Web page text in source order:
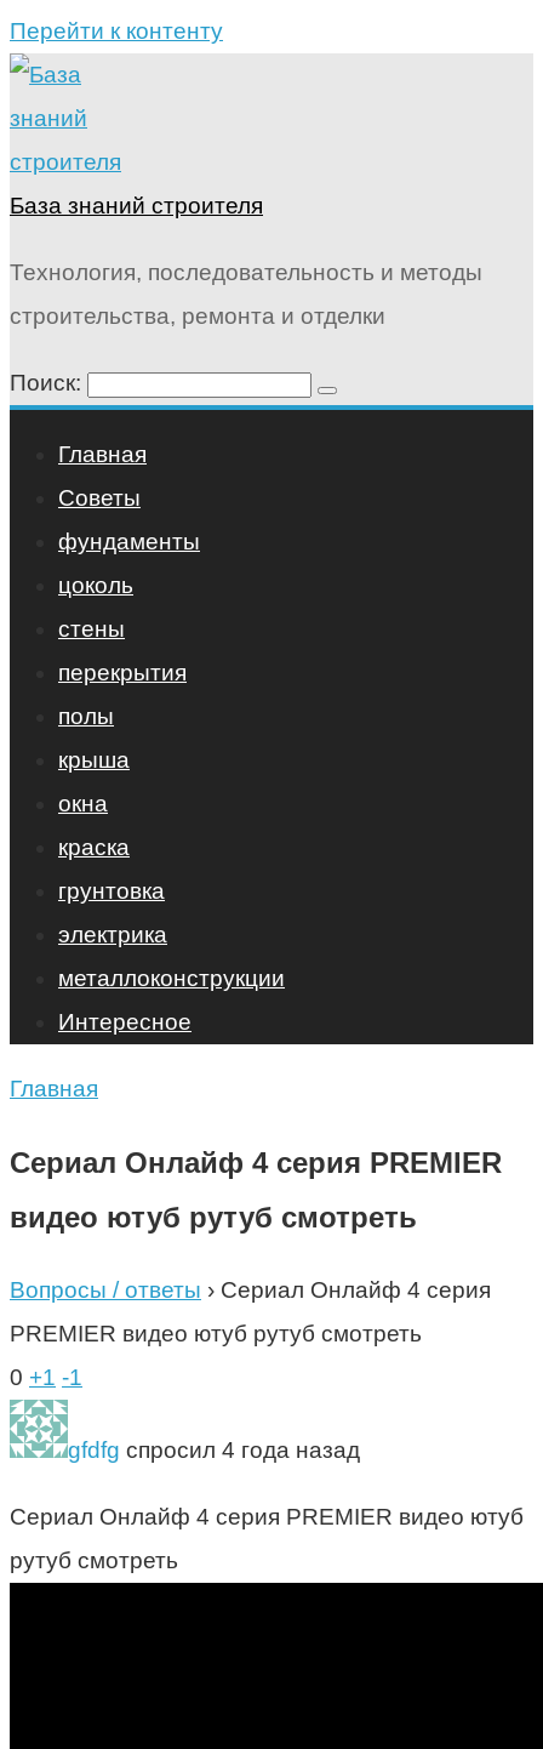
Перейти к контенту
База знаний строителя
Технология, последовательность и методы
строительства, ремонта и отделки
Поиск:
Главная
Советы
фундаменты
цоколь
стены
перекрытия
полы
крыша
окна
краска
грунтовка
электрика
металлоконструкции
Интересное
Главная
Сериал Онлайф 4 серия PREMIER
видео ютуб рутуб смотреть
Вопросы / ответы › Сериал Онлайф 4 серия
PREMIER видео ютуб рутуб смотреть
0 +1 -1
gfdfg спросил 4 года назад
Сериал Онлайф 4 серия PREMIER видео ютуб
рутуб смотреть